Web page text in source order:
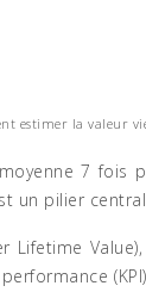
estimer la valeur
7 fois
un pilier
Lifetime